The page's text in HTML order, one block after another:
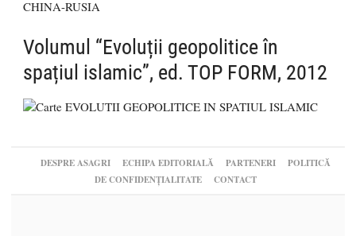
Volumul “Evoluții geopolitice în
spațiul islamic”, ed. TOP FORM, 2012
DESPRE ASAGRI ECHIPA EDITORIALĂ PARTENERI
POLITICĂ
DE CONFIDENȚIALITATE
CONTACT